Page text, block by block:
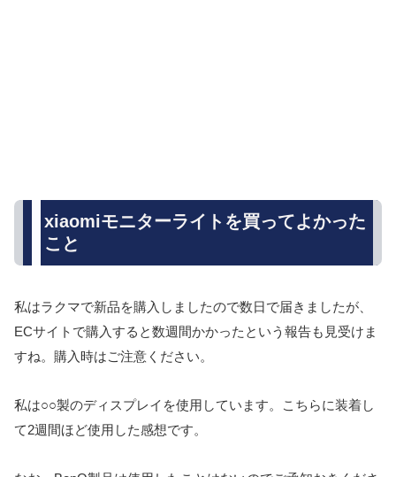
xiaomiモニターライトを買ってよかった
こと
私はラクマで新品を購入しましたので数日で届きましたが、
ECサイトで購入すると数週間かかったという報告も見受けま
すね。購入時はご注意ください。
私は○○製のディスプレイを使用しています。こちらに装着し
て2週間ほど使用した感想です。